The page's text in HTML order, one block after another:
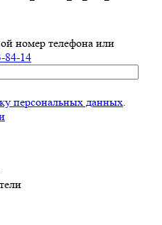
номер телефона или
84-14
персональных данных.